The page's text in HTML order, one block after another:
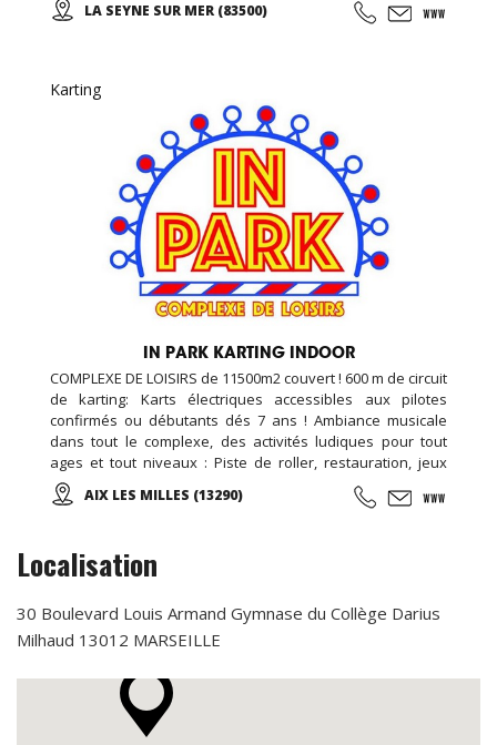
(taichi) peut s’exécuter de bien des manières différentes,
LA SEYNE SUR MER (83500)
Karting
IN PARK KARTING INDOOR
COMPLEXE DE LOISIRS de 11500m2 couvert ! 600 m de circuit
de karting: Karts électriques accessibles aux pilotes
confirmés ou débutants dés 7 ans ! Ambiance musicale
dans tout le complexe, des activités ludiques pour tout
ages et tout niveaux : Piste de roller, restauration, jeux
vidéo et simulateurs, laser game, salle de loisirs enfant,
anniversaires, soirées événementielles, séminaires
AIX LES MILLES (13290)
Localisation
30 Boulevard Louis Armand Gymnase du Collège Darius
Milhaud 13012 MARSEILLE